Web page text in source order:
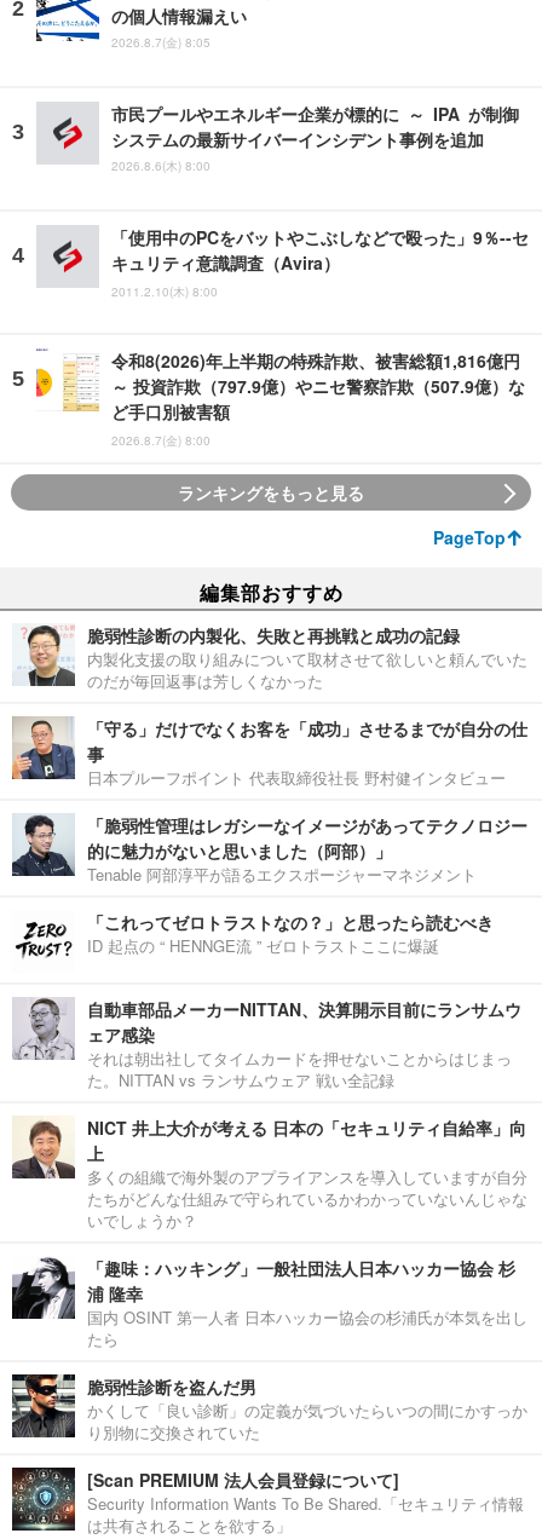
の個人情報漏えい
2026.8.7(金) 8:05
市民プールやエネルギー企業が標的に ～ IPA が制御
システムの最新サイバーインシデント事例を追加
2026.8.6(木) 8:00
「使用中のPCをバットやこぶしなどで殴った」9％--セ
キュリティ意識調査（Avira）
2011.2.10(木) 8:00
令和8(2026)年上半期の特殊詐欺、被害総額1,816億円
～ 投資詐欺（797.9億）やニセ警察詐欺（507.9億）な
ど手口別被害額
2026.8.7(金) 8:00
ランキングをもっと見る
PageTop
編集部おすすめ
脆弱性診断の内製化、失敗と再挑戦と成功の記録
内製化支援の取り組みについて取材させて欲しいと頼んでいた
のだが毎回返事は芳しくなかった
「守る」だけでなくお客を「成功」させるまでが自分の仕
事
日本プルーフポイント 代表取締役社長 野村健インタビュー
「脆弱性管理はレガシーなイメージがあってテクノロジー
的に魅力がないと思いました（阿部）」
Tenable 阿部淳平が語るエクスポージャーマネジメント
「これってゼロトラストなの？」と思ったら読むべき
ID 起点の “ HENNGE流 ” ゼロトラストここに爆誕
自動車部品メーカーNITTAN、決算開示目前にランサムウ
ェア感染
それは朝出社してタイムカードを押せないことからはじまっ
た。NITTAN vs ランサムウェア 戦い全記録
NICT 井上大介が考える 日本の「セキュリティ自給率」向
上
多くの組織で海外製のアプライアンスを導入していますが自分
たちがどんな仕組みで守られているかわかっていないんじゃな
いでしょうか？
「趣味：ハッキング」一般社団法人日本ハッカー協会 杉
浦 隆幸
国内 OSINT 第一人者 日本ハッカー協会の杉浦氏が本気を出し
たら
脆弱性診断を盗んだ男
かくして「良い診断」の定義が気づいたらいつの間にかすっか
り別物に交換されていた
[Scan PREMIUM 法人会員登録について]
Security Information Wants To Be Shared.「セキュリティ情報
は共有されることを欲する」